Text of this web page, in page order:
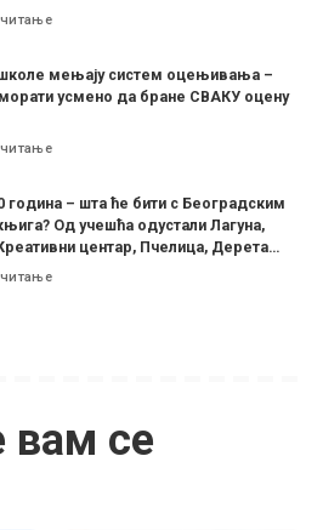
мењају систем оцењивања –
усмено да бране СВАКУ оцену
година – шта ће бити с Београдским
Од учешћа одустали Лагуна,
центар, Пчелица, Дерета…
се